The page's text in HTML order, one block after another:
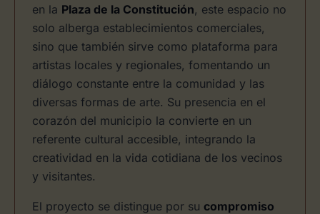
en la Plaza de la Constitución, este espacio no
solo alberga establecimientos comerciales,
sino que también sirve como plataforma para
artistas locales y regionales, fomentando un
diálogo constante entre la comunidad y las
diversas formas de arte. Su presencia en el
corazón del municipio la convierte en un
referente cultural accesible, integrando la
creatividad en la vida cotidiana de los vecinos
y visitantes.
El proyecto se distingue por su compromiso